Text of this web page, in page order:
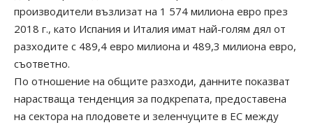
производители възлизат на 1 574 милиона евро през
2018 г., като Испания и Италия имат най-голям дял от
разходите с 489,4 евро милиона и 489,3 милиона евро,
съответно.
По отношение на общите разходи, данните показват
нарастваща тенденция за подкрепата, предоставена
на сектора на плодовете и зеленчуците в ЕС между